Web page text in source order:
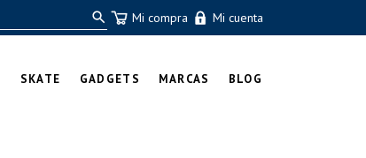
Mi compra Mi cuenta
SKATE GADGETS MARCAS BLOG